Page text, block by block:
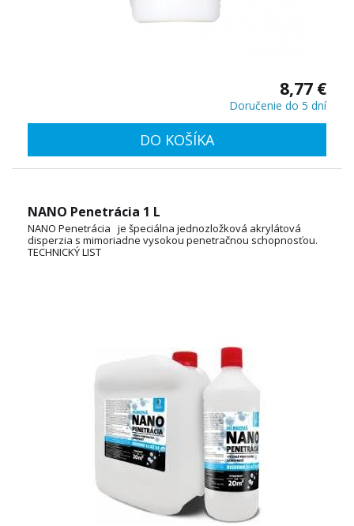
8,77 €
Doručenie do 5 dní
DO KOŠÍKA
NANO Penetrácia 1 L
NANO Penetrácia je špeciálna jednozložková akrylátová
disperzia s mimoriadne vysokou penetračnou schopnosťou.
TECHNICKÝ LIST